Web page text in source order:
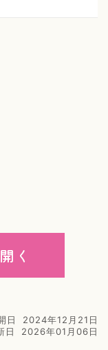
く
日
2024年12月21日
日
2026年01月06日